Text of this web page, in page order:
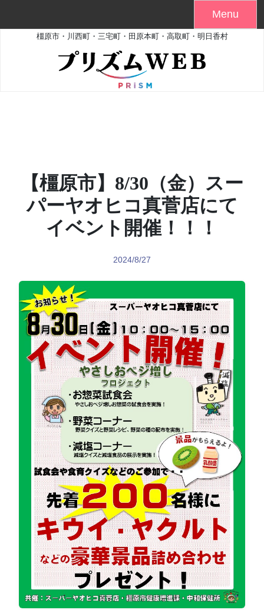
Menu
橿原市・川西町・三宅町・田原本町・高取町・明日香村
【橿原市】8/30（金）スー
パーヤオヒコ真菅店にて
イベント開催！！！
2024/8/27